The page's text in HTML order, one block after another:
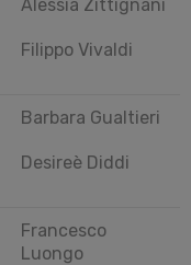
Alessia Zittignani
Filippo Vivaldi
Barbara Gualtieri
Desireè Diddi
Francesco
Luongo